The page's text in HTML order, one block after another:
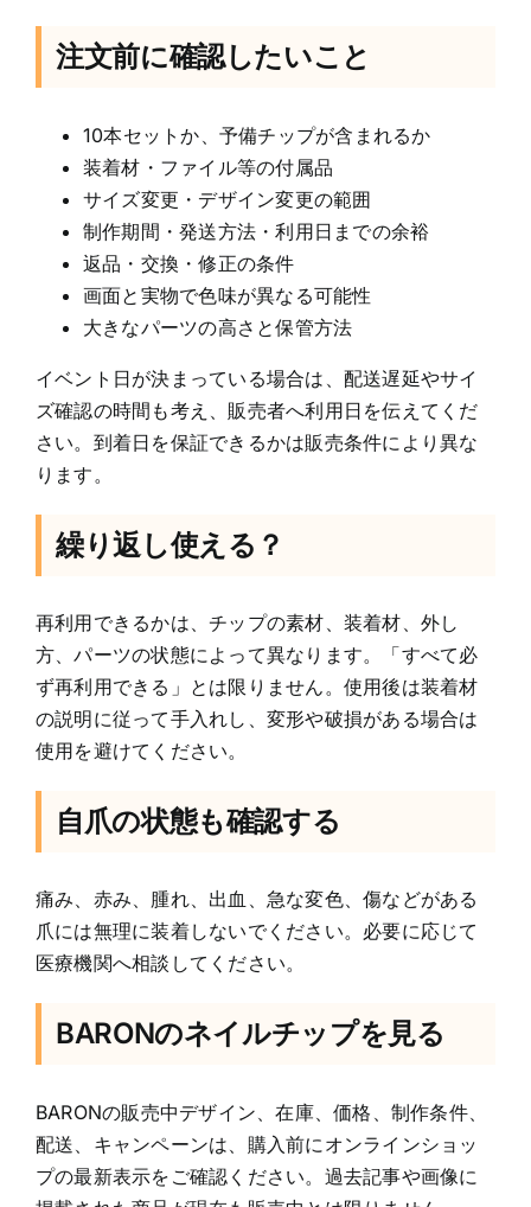
注文前に確認したいこと
10本セットか、予備チップが含まれるか
装着材・ファイル等の付属品
サイズ変更・デザイン変更の範囲
制作期間・発送方法・利用日までの余裕
返品・交換・修正の条件
画面と実物で色味が異なる可能性
大きなパーツの高さと保管方法
イベント日が決まっている場合は、配送遅延やサイ
ズ確認の時間も考え、販売者へ利用日を伝えてくだ
さい。到着日を保証できるかは販売条件により異な
ります。
繰り返し使える？
再利用できるかは、チップの素材、装着材、外し
方、パーツの状態によって異なります。「すべて必
ず再利用できる」とは限りません。使用後は装着材
の説明に従って手入れし、変形や破損がある場合は
使用を避けてください。
自爪の状態も確認する
痛み、赤み、腫れ、出血、急な変色、傷などがある
爪には無理に装着しないでください。必要に応じて
医療機関へ相談してください。
BARONのネイルチップを見る
BARONの販売中デザイン、在庫、価格、制作条件、
配送、キャンペーンは、購入前にオンラインショッ
プの最新表示をご確認ください。過去記事や画像に